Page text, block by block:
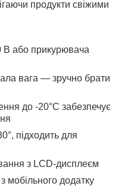
продукти свіжими
В або прикурювача
вага — зручно брати
до -20°C забезпечує
підходить для
з LCD-дисплеєм
мобільного додатку